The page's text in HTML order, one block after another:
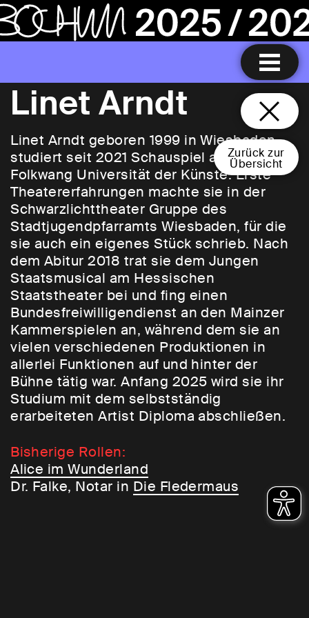
Zurück zur
Übersicht
Linet Arndt
Linet Arndt geboren 1999 in Wiesbaden,
studiert seit 2021 Schauspiel an der
Folkwang Universität der Künste. Erste
Theatererfahrungen machte sie in der
Schwarzlichttheater Gruppe des
Stadtjugendpfarramts Wiesbaden, für die
sie auch ein eigenes Stück schrieb. Nach
dem Abitur 2018 trat sie dem Jungen
Staatsmusical am Hessischen
Staatstheater bei und fing einen
Bundesfreiwilligendienst an den Mainzer
Kammerspielen an, während dem sie an
vielen verschiedenen Produktionen in
allerlei Funktionen auf und hinter der
Bühne tätig war. Anfang 2025 wird sie ihr
Studium mit dem selbstständig
erarbeiteten Artist Diploma abschließen.
Bisherige Rollen:
Alice im Wunderland
Dr. Falke, Notar in Die Fledermaus